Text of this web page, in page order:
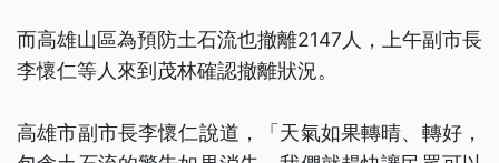
而高雄山區為預防土石流也撤離2147人，上午副市長
李懷仁等人來到茂林確認撤離狀況。
高雄市副市長李懷仁說道，「天氣如果轉晴、轉好，